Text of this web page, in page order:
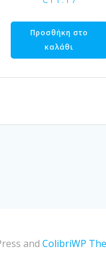
Προσθήκη στο
καλάθι
and ColibriWP